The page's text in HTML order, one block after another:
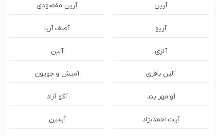
آرین آرین مقصودی
آریو آصف آریا
آلزی آلین
آلین باقری آمیش و جویون
آوامهر بند آکو آزاد
آیت احمدنژاد آیدین